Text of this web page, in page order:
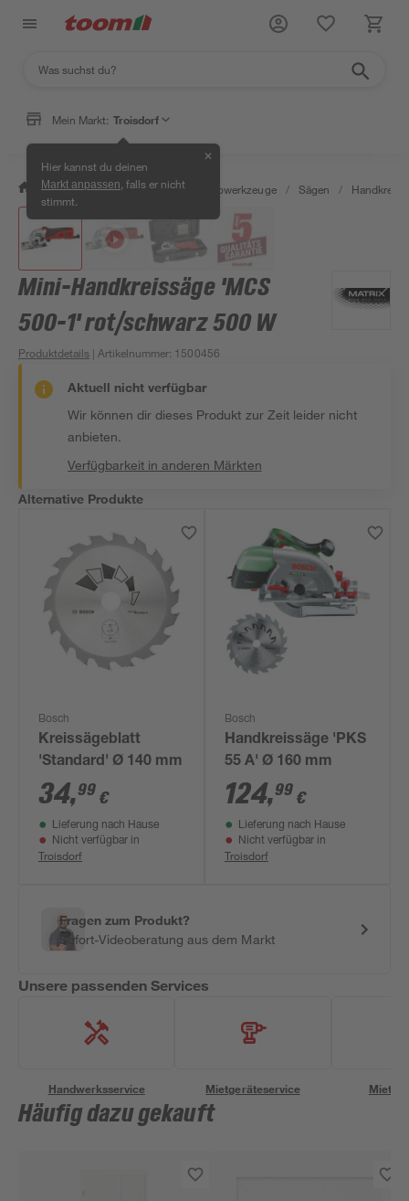
Mein Markt: Troisdorf
Hier kannst du deinen
Markt anpassen , falls er nicht
stimmt.
✕
/ Werkstatt & Maschinen / Elektrowerkzeuge / Sägen /
Mini-Handkreissäge 'MCS
500-1' rot/schwarz 500 W
Produktdetails | Artikelnummer: 1500456
Aktuell nicht verfügbar
Wir können dir dieses Produkt zur Zeit leider nicht
anbieten.
Verfügbarkeit in anderen Märkten
Alternative Produkte
Bosch
Kreissägeblatt
'Standard' Ø 140 mm
34,99 €
Lieferung nach Hause
Nicht verfügbar in
Troisdorf
Bosch
Handkreissäge 'PKS
55 A' Ø 160 mm
124,99 €
Lieferung nach Hause
Nicht verfügbar in
Troisdorf
Fragen zum Produkt?
Sofort-Videoberatung aus dem Markt
Unsere passenden Services
Handwerksservice Mietgeräteservice
Häufig dazu gekauft